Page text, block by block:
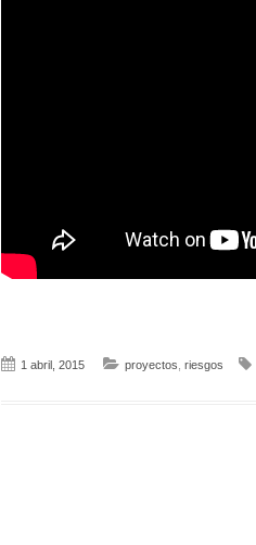
1 abril, 2015 proyectos riesgos